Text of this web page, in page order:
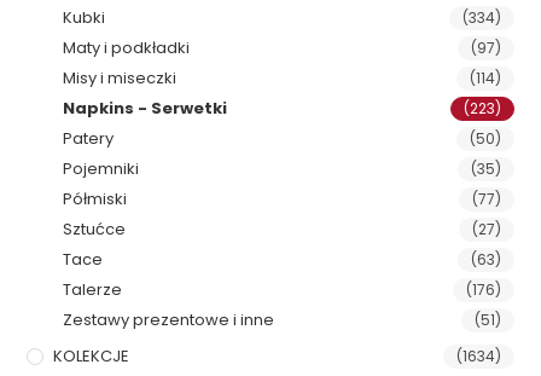
Kubki (334)
Maty i podkładki (97)
Misy i miseczki (114)
Napkins - Serwetki (223)
Patery (50)
Pojemniki (35)
Półmiski (77)
Sztućce (27)
Tace (63)
Talerze (176)
Zestawy prezentowe i inne (51)
KOLEKCJE (1634)